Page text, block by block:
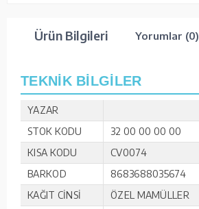
Ürün Bilgileri Yorumlar (0)
TEKNİK BİLGİLER
YAZAR
STOK KODU
32 00 00 00 00
KISA KODU
CV0074
BARKOD
8683688035674
KAĞIT CİNSİ
ÖZEL MAMÜLLER